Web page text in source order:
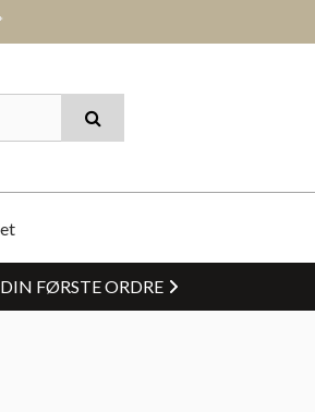
FØRSTE ORDRE